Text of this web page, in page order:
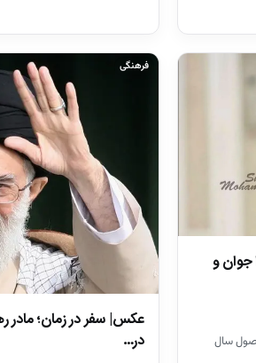
و
سال
فرهنگی
در…